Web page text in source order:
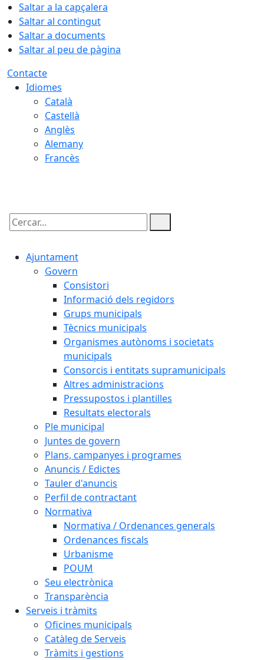
Saltar a la capçalera
Saltar al contingut
Saltar a documents
Saltar al peu de pàgina
Contacte
Idiomes
Català
Castellà
Anglès
Alemany
Francès
Cercar:
Ajuntament
Govern
Consistori
Informació dels regidors
Grups municipals
Tècnics municipals
Organismes autònoms i societats
municipals
Consorcis i entitats supramunicipals
Altres administracions
Pressupostos i plantilles
Resultats electorals
Ple municipal
Juntes de govern
Plans, campanyes i programes
Anuncis / Edictes
Tauler d'anuncis
Perfil de contractant
Normativa
Normativa / Ordenances generals
Ordenances fiscals
Urbanisme
POUM
Seu electrònica
Transparència
Serveis i tràmits
Oficines municipals
Catàleg de Serveis
Tràmits i gestions